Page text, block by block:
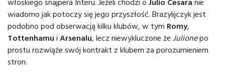
wiadomo jak potoczy się jego przyszłość. Brazylijczyk jest
podobno pod obserwacją kilku klubów, w tym Romy,
Tottenhamu i Arsenalu, lecz niewykluczone że Julionepo
prostu rozwiąże swój kontrakt z klubem za porozumieniem
stron.